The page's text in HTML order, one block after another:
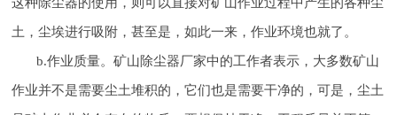
土，尘埃进行吸附，甚至是，如此一来，作业环境也就了。
b.作业质量。矿山除尘器厂家中的工作者表示，大多数矿山
作业并不是需要尘土堆积的，它们也是需要干净的，可是，尘土